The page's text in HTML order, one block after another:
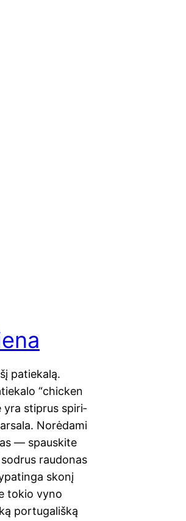
patie­ka­lą.
“chic­ken
yra stip­rus spi­ri­
Norė­dami
— spau­s­ki­te
rau­do­nas
sko­nį
tokio vyno
por­tu­ga­liš­ką